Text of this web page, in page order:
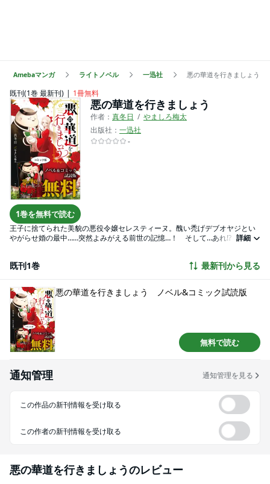
Amebaマンガ ライトノベル 一迅社 悪の華道を行きましょう
既刊(1巻 最新刊) 1冊無料
1巻を無料で読む
悪の華道を行きましょう
作者： 真冬日
やましろ梅太
出版社： 一迅社
-
王子に捨てられた美貌の悪役令嬢セレスティーヌ。醜い禿げデブオヤジとい
やがらせ婚の最中……突然よみがえる前世の記憶…！ そして…あれ!? でもな
版原作ノベル 、ZERO-SUMコミックス版コミカライズの試し読みを大増量で
詳細
既刊1巻 最新刊から見る
悪の華道を行きましょう ノベル&コミック試読版
無料で読む
通知管理 通知管理を見る
この作品の新刊情報を受け取る
この作者の新刊情報を受け取る
悪の華道を行きましょうのレビュー